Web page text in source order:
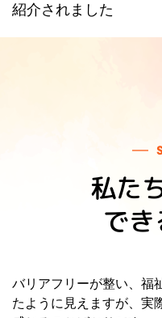
紹介されました
私た
でき
バリアフリーが整い、福
たように見えますが、 実